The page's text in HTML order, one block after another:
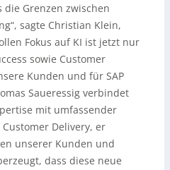
Grenzen zwischen
sagte Christian Klein,
Fokus auf KI ist jetzt nur
sowie Customer
Kunden und für SAP
Saueressig verbindet
mit umfassender
Delivery, er
unserer Kunden und
dass diese neue